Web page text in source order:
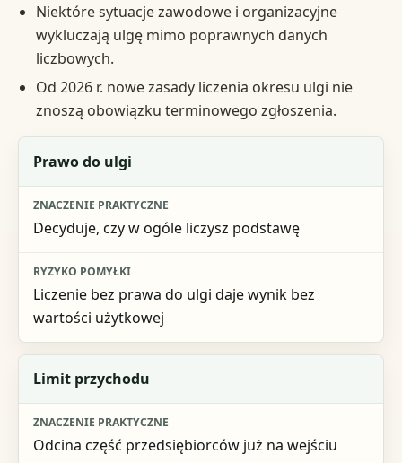
Niektóre sytuacje zawodowe i organizacyjne
wykluczają ulgę mimo poprawnych danych
liczbowych.
Od 2026 r. nowe zasady liczenia okresu ulgi nie
znoszą obowiązku terminowego zgłoszenia.
Element
Znaczenie praktyczne
Ryzyko pomyłki
Prawo do ulgi
Decyduje, czy w ogóle liczysz podstawę
Liczenie bez prawa do ulgi daje wynik bez
wartości użytkowej
Limit przychodu
Odcina część przedsiębiorców już na wejściu